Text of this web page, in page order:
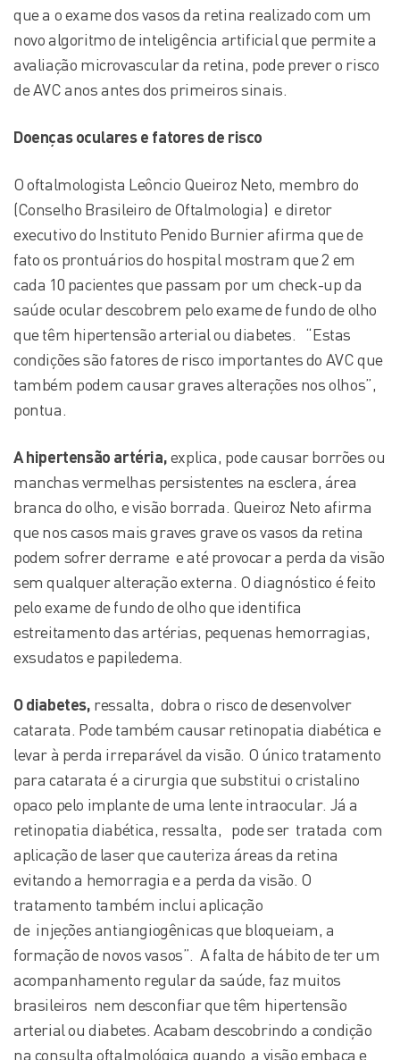
que a o exame dos vasos da retina realizado com um
novo algoritmo de inteligência artificial que permite a
avaliação microvascular da retina, pode prever o risco
de AVC anos antes dos primeiros sinais.
Doenças oculares e fatores de risco
O oftalmologista Leôncio Queiroz Neto, membro do
(Conselho Brasileiro de Oftalmologia) e diretor
executivo do Instituto Penido Burnier afirma que de
fato os prontuários do hospital mostram que 2 em
cada 10 pacientes que passam por um check-up da
saúde ocular descobrem pelo exame de fundo de olho
que têm hipertensão arterial ou diabetes. “Estas
condições são fatores de risco importantes do AVC que
também podem causar graves alterações nos olhos”,
pontua.
A hipertensão artéria,explica, pode causar borrões ou
manchas vermelhas persistentes na esclera, área
branca do olho, e visão borrada. Queiroz Neto afirma
que nos casos mais graves grave os vasos da retina
podem sofrer derrame e até provocar a perda da visão
sem qualquer alteração externa. O diagnóstico é feito
pelo exame de fundo de olho que identifica
estreitamento das artérias, pequenas hemorragias,
exsudatos e papiledema.
O diabetes, ressalta, dobra o risco de desenvolver
catarata. Pode também causar retinopatia diabética e
levar à perda irreparável da visão. O único tratamento
para catarata é a cirurgia que substitui o cristalino
opaco pelo implante de uma lente intraocular. Já a
retinopatia diabética, ressalta, pode ser tratada com
aplicação de laser que cauteriza áreas da retina
evitando a hemorragia e a perda da visão. O
tratamento também inclui aplicação
de injeções antiangiogênicas que bloqueiam, a
formação de novos vasos”. A falta de hábito de ter um
acompanhamento regular da saúde, faz muitos
brasileiros nem desconfiar que têm hipertensão
arterial ou diabetes. Acabam descobrindo a condição
na consulta oftalmológica quando a visão embaça e